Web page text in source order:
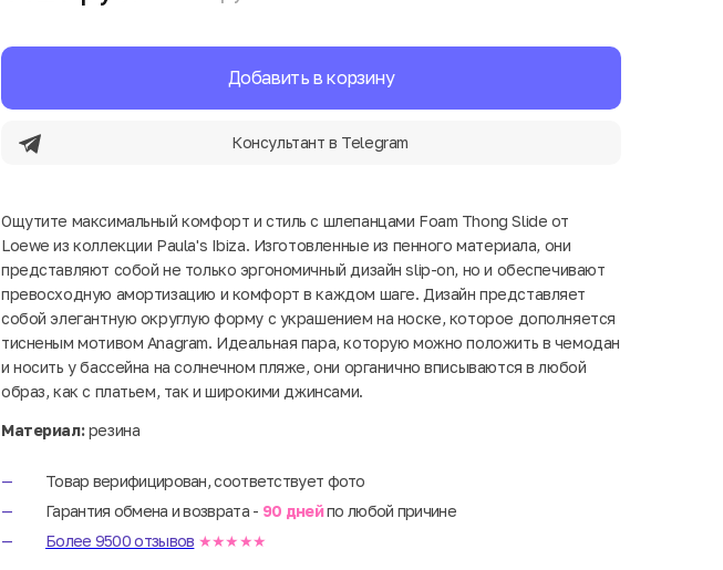
Добавить в корзину
Консультант в Telegram
Ощутите максимальный комфорт и стиль с шлепанцами Foam Thong Slide от
Loewe из коллекции Paula's Ibiza. Изготовленные из пенного материала, они
представляют собой не только эргономичный дизайн slip-on, но и обеспечивают
превосходную амортизацию и комфорт в каждом шаге. Дизайн представляет
собой элегантную округлую форму с украшением на носке, которое дополняется
тисненым мотивом Anagram. Идеальная пара, которую можно положить в чемодан
и носить у бассейна на солнечном пляже, они органично вписываются в любой
образ, как с платьем, так и широкими джинсами.
Материал:резина
Товар верифицирован, соответствует фото
Гарантия обмена и возврата - 90 днейпо любой причине
Более 9500 отзывов ★★★★★